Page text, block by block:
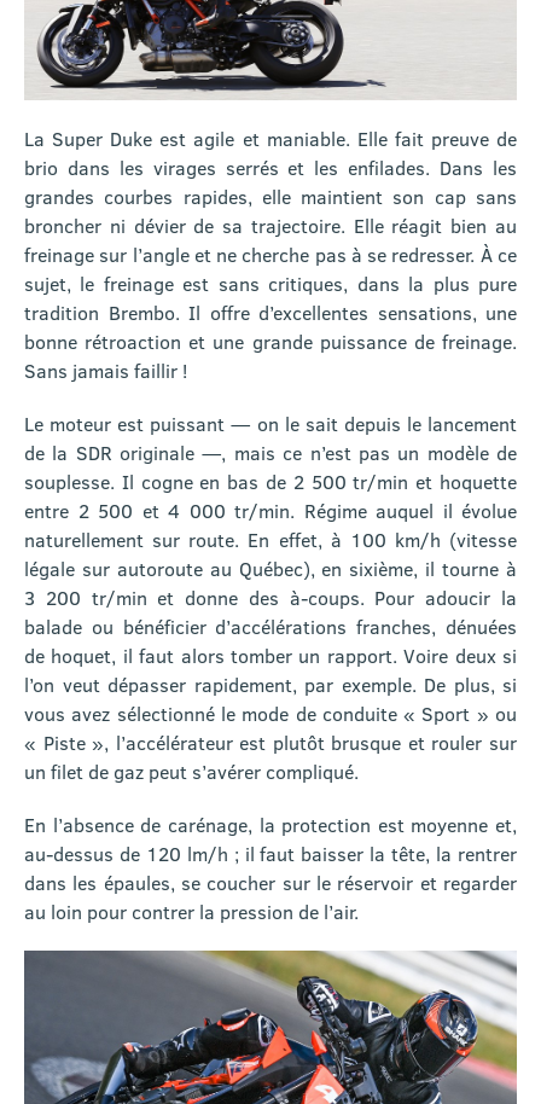
La Super Duke est agile et maniable. Elle fait preuve de
brio dans les virages serrés et les enfilades. Dans les
grandes courbes rapides, elle maintient son cap sans
broncher ni dévier de sa trajectoire. Elle réagit bien au
freinage sur l’angle et ne cherche pas à se redresser. À ce
sujet, le freinage est sans critiques, dans la plus pure
tradition Brembo. Il offre d’excellentes sensations, une
bonne rétroaction et une grande puissance de freinage.
Sans jamais faillir !
Le moteur est puissant — on le sait depuis le lancement
de la SDR originale —, mais ce n’est pas un modèle de
souplesse. Il cogne en bas de 2 500 tr/min et hoquette
entre 2 500 et 4 000 tr/min. Régime auquel il évolue
naturellement sur route. En effet, à 100 km/h (vitesse
légale sur autoroute au Québec), en sixième, il tourne à
3 200 tr/min et donne des à-coups. Pour adoucir la
balade ou bénéficier d’accélérations franches, dénuées
de hoquet, il faut alors tomber un rapport. Voire deux si
l’on veut dépasser rapidement, par exemple. De plus, si
vous avez sélectionné le mode de conduite « Sport » ou
« Piste », l’accélérateur est plutôt brusque et rouler sur
un filet de gaz peut s’avérer compliqué.
En l’absence de carénage, la protection est moyenne et,
au-dessus de 120 lm/h ; il faut baisser la tête, la rentrer
dans les épaules, se coucher sur le réservoir et regarder
au loin pour contrer la pression de l’air.